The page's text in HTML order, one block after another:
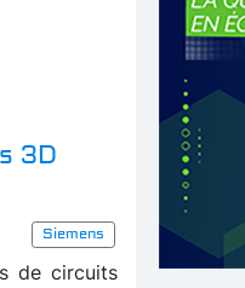
3D
Siemens
de circuits